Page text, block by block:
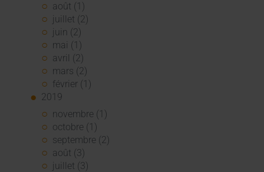
août (1)
juillet (2)
juin (2)
mai (1)
avril (2)
mars (2)
février (1)
2019
novembre (1)
octobre (1)
septembre (2)
août (3)
juillet (3)